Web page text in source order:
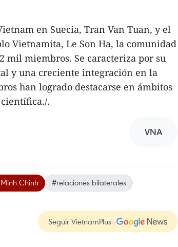
en Suecia, Tran Van Tuan, y el
Vietnamita, Le Son Ha, la comunidad
mil miembros. Se caracteriza por su
y una creciente integración en la
han logrado destacarse en ámbitos
.
VNA
Chinh #relaciones bilaterales
Seguir VietnamPlus